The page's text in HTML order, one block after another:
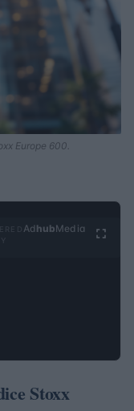
Europe 600.
Ad hubMedia
Stoxx